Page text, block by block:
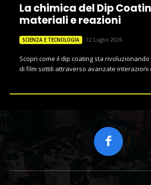
La chimica del Dip
materiali e reazioni
SCIENZA E TECNOLOGIA 12 Luglio 2026
Scopri come il dip coating sta
di film sottili attraverso avanzate interazioni